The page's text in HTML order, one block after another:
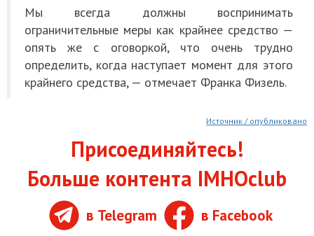
Мы всегда должны воспринимать
ограничительные меры как крайнее средство —
опять же с оговоркой, что очень трудно
определить, когда наступает момент для этого
крайнего средства, — отмечает Франка Физель.
Источник / опубликовано
Присоединяйтесь!
Больше контента IMHOclub
в Telegram в Facebook